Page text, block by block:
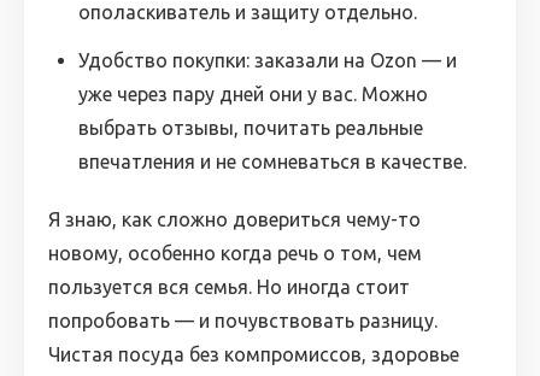
ополаскиватель и защиту отдельно.
Удобство покупки: заказали на Ozon — и
уже через пару дней они у вас. Можно
выбрать отзывы, почитать реальные
впечатления и не сомневаться в качестве.
Я знаю, как сложно довериться чему-то
новому, особенно когда речь о том, чем
пользуется вся семья. Но иногда стоит
попробовать — и почувствовать разницу.
Чистая посуда без компромиссов, здоровье